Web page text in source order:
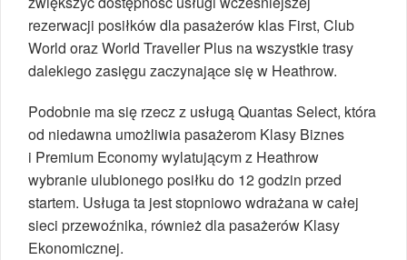
rezerwacji posiłków dla pasażerów klas First, Club
World oraz World Traveller Plus na wszystkie trasy
dalekiego zasięgu zaczynające się w Heathrow.
Podobnie ma się rzecz z usługą Quantas Select, która
od niedawna umożliwia pasażerom Klasy Biznes
i Premium Economy wylatującym z Heathrow
wybranie ulubionego posiłku do 12 godzin przed
startem. Usługa ta jest stopniowo wdrażana w całej
sieci przewoźnika, również dla pasażerów Klasy
Ekonomicznej.